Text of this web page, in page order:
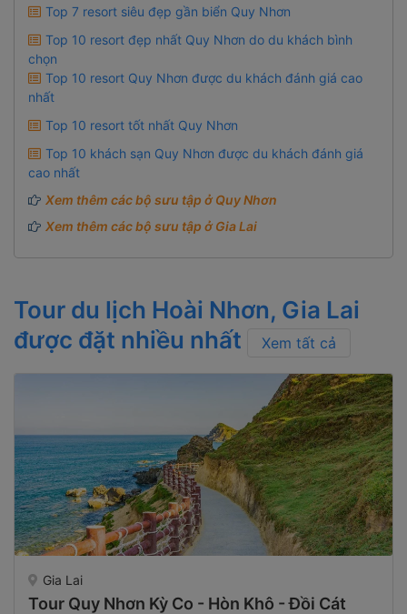
Top 7 resort siêu đẹp gần biển Quy Nhơn
Top 10 resort đẹp nhất Quy Nhơn do du khách bình
chọn
Top 10 resort Quy Nhơn được du khách đánh giá cao
nhất
Top 10 resort tốt nhất Quy Nhơn
Top 10 khách sạn Quy Nhơn được du khách đánh giá
cao nhất
Xem thêm các bộ sưu tập ở Quy Nhơn
Xem thêm các bộ sưu tập ở Gia Lai
Tour du lịch Hoài Nhơn, Gia Lai
được đặt nhiều nhất
Xem tất cả
Gia Lai
Tour Quy Nhơn Kỳ Co - Hòn Khô - Đồi Cát